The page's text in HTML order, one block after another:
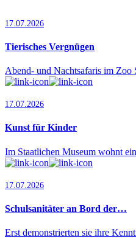
17.07.2026
Tierisches Vergnügen
Abend- und Nachtsafaris im Zoo
17.07.2026
Kunst für Kinder
Im Staatlichen Museum wohnt
17.07.2026
Schulsanitäter an Bord der…
Erst demonstrierten sie ihre